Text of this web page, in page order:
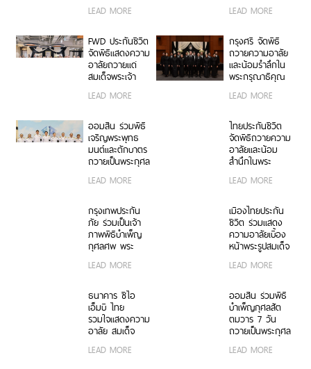
รามาธิบดีศรีสิน
กรณ พระวชิร
เกล้าเจ้าอยู่หัว
LEAD MORE รกิติยาภา นเรนทิ
หลวงราชสาริณี
สิริพัชร มหาวัชร
ราชธิดา
LEAD MORE
FWD ประกันชีวิต
จัดพิธีแสดงความ
อาลัยถวายแด่
สมเด็จพระเจ้า
รกิติยาภา นเรนทิ
หลวงราชสาริณี
สิริพัชร มหาวัชร
ราชธิดา
LEAD MORE
กรุงศรี จัดพิธี
ถวายความอาลัย
และน้อมรำลึกใน
พระกรุณาธิคุณ
ลูกเธอ เจ้าฟ้าพัช
ราเทพยวดี กรม
หลวงราชสาริณี
สิริพัชร มหาวัชร
ราชธิดา
LEAD MORE
ออมสิน ร่วมพิธี
เจริญพระพุทธ
มนต์และตักบาตร
ถวายเป็นพระกุศล
ฉลองพระชนมายุ
สมเด็จพระ
สังฆราช
LEAD MORE
ไทยประกันชีวิต
จัดพิธีถวายความ
อาลัยและน้อม
สำนึกในพระ
ที่สุดมิได้ ถวาย
ลูกเธอ เจ้าฟ้าพัช
รกิติยาภา นเรนทิ
ราเทพยวดี กรม
หลวงราชสาริณี
สิริพัชร มหาวัชร
ราชธิดา
LEAD MORE
กรุงเทพประกัน
ภัย ร่วมเป็นเจ้า
ภาพพิธีบำเพ็ญ
กุศลศพ พระ
อดีตเจ้าอาวาสวัด
กาญจนาภิเษก
LEAD MORE
เมืองไทยประกัน
ชีวิต ร่วมแสดง
ความอาลัยเบื้อง
หน้าพระรูปสมเด็จ
เจ้าฟ้าพัชรกิติยา
เทพยวดี กรม
หลวงราชสาริณี
สิริพัชร มหาวัชร
ราชธิดา
LEAD MORE
ธนาคาร ซีไอ
เอ็มบี ไทย
รวมใจแสดงความ
อาลัย สมเด็จ
เจ้าฟ้าพัชรกิติยา
LEAD MORE
ออมสิน ร่วมพิธี
บำเพ็ญกุศลสัต
ตมวาร 7 วัน
ถวายเป็นพระกุศล
ลูกเธอ เจ้าฟ้าพัช
LEAD MORE